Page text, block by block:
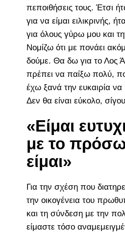
πεποιθήσεις τους. Έτσι
για να είμαι ειλικρινής,
για όλους γύρω μου και
Νομίζω ότι με πονάει
δούμε. Θα δω για το Λος
πρέπει να παίξω πολύ,
έχω ξανά την ευκαιρία
Δεν θα είναι εύκολο,
«Είμαι
με το
είμαι»
Για την σχέση που
την οικογένεια του
και τη σύνδεση με την
είμαστε τόσο